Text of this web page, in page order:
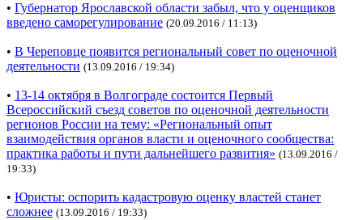
• Губернатор Ярославской области забыл, что у оценщиков
введено саморегулирование (20.09.2016 / 11:13)
• В Череповце появится региональный совет по оценочной
деятельности (13.09.2016 / 19:34)
• 13-14 октября в Волгограде состоится Первый
Всероссийский съезд советов по оценочной деятельности
регионов России на тему: «Региональный опыт
взаимодействия органов власти и оценочного сообщества:
практика работы и пути дальнейшего развития» (13.09.2016 /
19:33)
• Юристы: оспорить кадастровую оценку властей станет
сложнее (13.09.2016 / 19:33)